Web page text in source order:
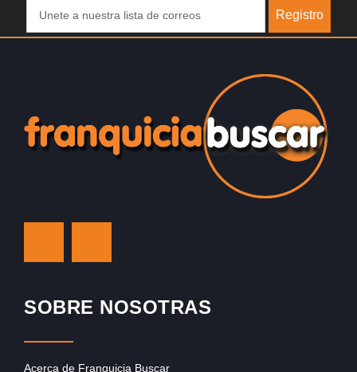
Registro
SOBRE NOSOTRAS
Acerca de Franquicia Buscar